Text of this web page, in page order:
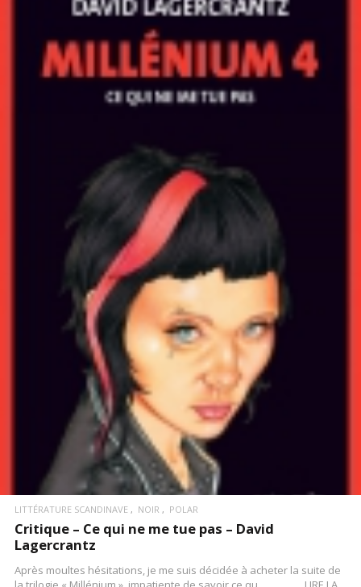
LIRE LA SUITE
LITTÉRATURE SCANDINAVE NOIR POLAR
Critique – Ce qui ne me tue pas – David
Lagercrantz
Après moultes hésitations, je me suis décidée à acheter la suite de